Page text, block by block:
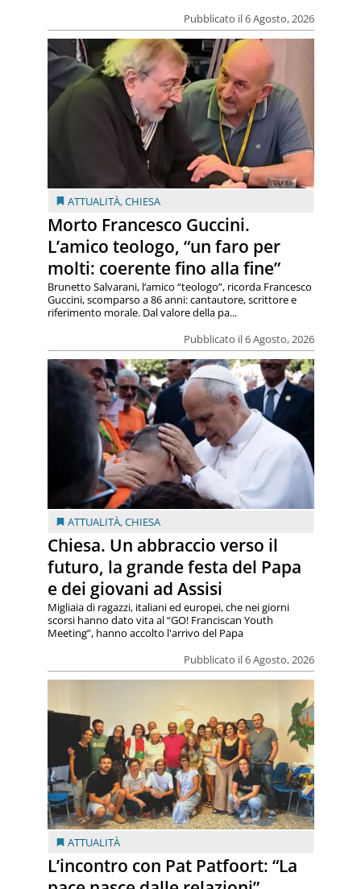
Pubblicato il 6 Agosto, 2026
ATTUALITÀ,CHIESA
Morto Francesco Guccini.
L’amico teologo, “un faro per
molti: coerente fino alla fine”
Pubblicato il 6 Agosto, 2026
Brunetto Salvarani, l’amico “teologo”, ricorda Francesco
Guccini, scomparso a 86 anni: cantautore, scrittore e
riferimento morale. Dal valore della pa...
ATTUALITÀ,CHIESA
Chiesa. Un abbraccio verso il
futuro, la grande festa del Papa
e dei giovani ad Assisi
Pubblicato il 6 Agosto, 2026
Migliaia di ragazzi, italiani ed europei, che nei giorni
scorsi hanno dato vita al “GO! Franciscan Youth
Meeting”, hanno accolto l'arrivo del Papa
ATTUALITÀ
L’incontro con Pat Patfoort: “La